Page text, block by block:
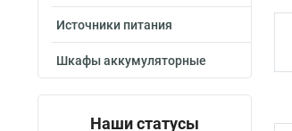
Источники питания
Шкафы аккумуляторные
Наши статусы